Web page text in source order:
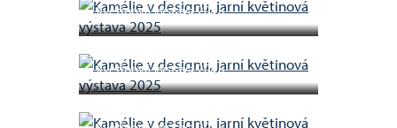
květinová výstava 2025
květinová výstava 2025